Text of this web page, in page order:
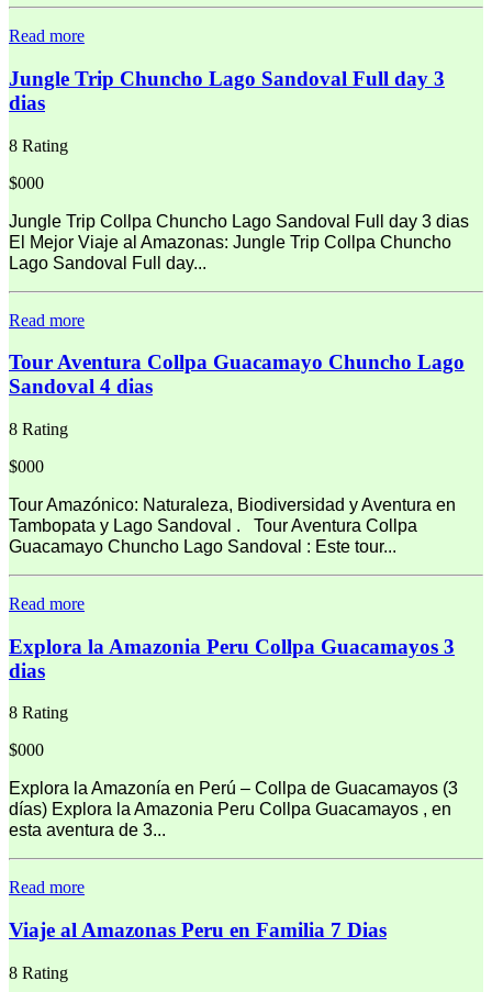
Read more
Jungle Trip Chuncho Lago Sandoval Full day 3
dias
8 Rating
$000
Jungle Trip Collpa Chuncho Lago Sandoval Full day 3 dias
El Mejor Viaje al Amazonas: Jungle Trip Collpa Chuncho
Lago Sandoval Full day...
Read more
Tour Aventura Collpa Guacamayo Chuncho Lago
Sandoval 4 dias
8 Rating
$000
Tour Amazónico: Naturaleza, Biodiversidad y Aventura en
Tambopata y Lago Sandoval . Tour Aventura Collpa
Guacamayo Chuncho Lago Sandoval : Este tour...
Read more
Explora la Amazonia Peru Collpa Guacamayos 3
dias
8 Rating
$000
Explora la Amazonía en Perú – Collpa de Guacamayos (3
días) Explora la Amazonia Peru Collpa Guacamayos , en
esta aventura de 3...
Read more
Viaje al Amazonas Peru en Familia 7 Dias
8 Rating